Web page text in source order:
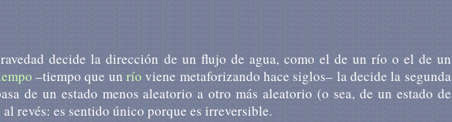
decide la dirección de un flujo de agua, como el de un río o el de un
–tiempo que un río viene metaforizando hace siglos– la decide la segunda
de un estado menos aleatorio a otro más aleatorio (o sea, de un estado de
revés: es sentido único porque es irreversible.